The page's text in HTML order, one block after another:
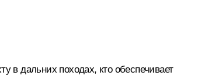
в дальних походах, кто обеспечивает